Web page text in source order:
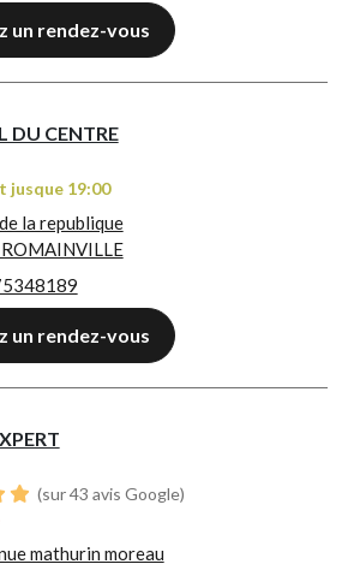
un rendez-vous
DU CENTRE
jusque 19:00
la republique
un rendez-vous
(sur 43 avis Google)
mathurin moreau